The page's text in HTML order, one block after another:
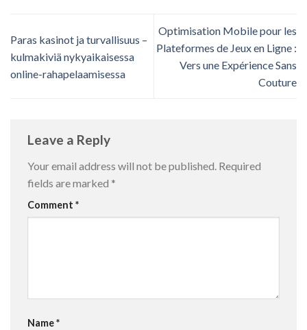
Paras kasinot ja turvallisuus –
kulmakiviä nykyaikaisessa
online-rahapelaamisessa
Optimisation Mobile pour les
Plateformes de Jeux en Ligne :
Vers une Expérience Sans
Couture
Leave a Reply
Your email address will not be published. Required
fields are marked *
Comment *
Name*